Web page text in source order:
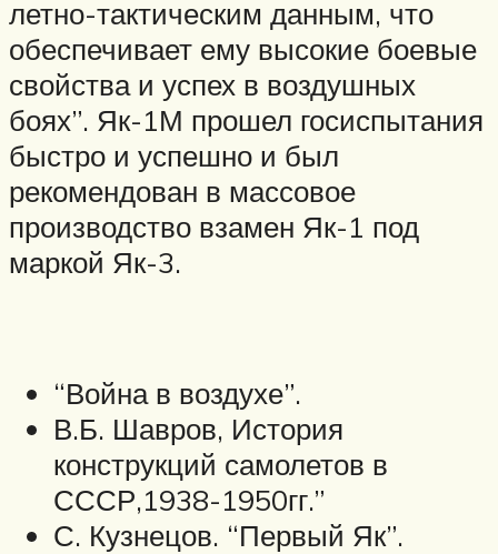
летно-тактическим данным, что
обеспечивает ему высокие боевые
свойства и успех в воздушных
боях”. Як-1М прошел госиспытания
быстро и успешно и был
рекомендован в массовое
производство взамен Як-1 под
маркой Як-3.
“Война в воздухе”.
В.Б. Шавров, История
конструкций самолетов в
СССР,1938-1950гг.”
С. Кузнецов. “Первый Як”.